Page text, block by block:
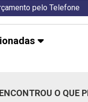
pelo Telefone
ENCONTROU O QUE